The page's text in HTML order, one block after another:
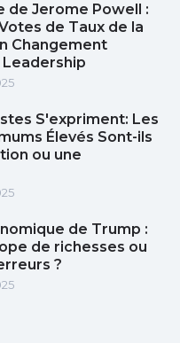
de Jerome Powell :
de Taux de la
Changement
Leadership
S'expriment: Les
Élevés Sont-ils
ou une
de Trump :
de richesses ou
?